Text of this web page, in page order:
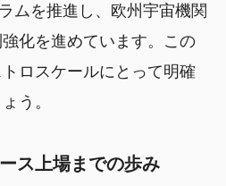
ムを推進し、欧州宇宙機関
強化を進めています。この
ロスケールにとって明確
う。
ス上場までの歩み